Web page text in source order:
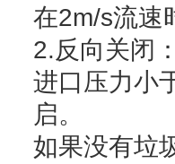
在2m/s流速
2.反向关闭
进口压力小
启。
如果没有垃